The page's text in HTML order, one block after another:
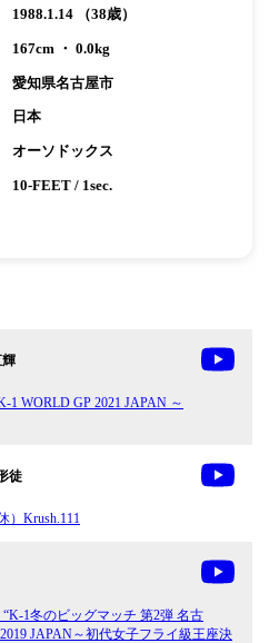
1988.1.14 （38歳）
167cm ・ 0.0kg
愛知県名古屋市
日本
オーソドックス
10-FEET / 1sec.
輝
1 WORLD GP 2021 JAPAN ～
徒
）Krush.111
“K-1冬のビッグマッチ 第2弾 名古
JAPAN～初代女子フライ級王座決